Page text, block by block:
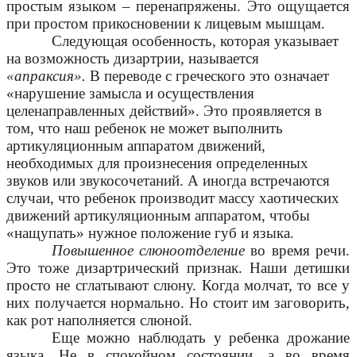
простым языком – перенапряжены. Это ощущается
при простом прикосновении к лицевым мышцам.
Следующая особенность, которая указывает
на возможность дизартрии, называется
«апраксия». В переводе с греческого это означает
«нарушение замысла и осуществления
целенаправленных действий». Это проявляется в
том, что наш ребенок не может выполнить
артикуляционным аппаратом движений,
необходимых для произнесения определенных
звуков или звукосочетаний. А иногда встречаются
случаи, что ребенок производит массу хаотических
движений артикуляционным аппаратом, чтобы
«нащупать» нужное положение губ и языка.
Повышенное слюноотделение во время речи.
Это тоже дизартрический признак. Наши детишки
просто не сглатывают слюну. Когда молчат, то все у
них получается нормально. Но стоит им заговорить,
как рот наполняется слюной.
Еще можно наблюдать у ребенка дрожание